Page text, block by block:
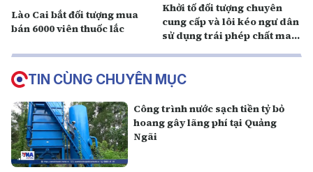
Lào Cai bắt đối tượng mua
bán 6000 viên thuốc lắc
Khởi tố đối tượng chuyên
cung cấp và lôi kéo ngư dân
sử dụng trái phép chất ma
TIN CÙNG CHUYÊN MỤC
Công trình nước sạch tiền tỷ bỏ
hoang gây lãng phí tại Quảng
Ngãi